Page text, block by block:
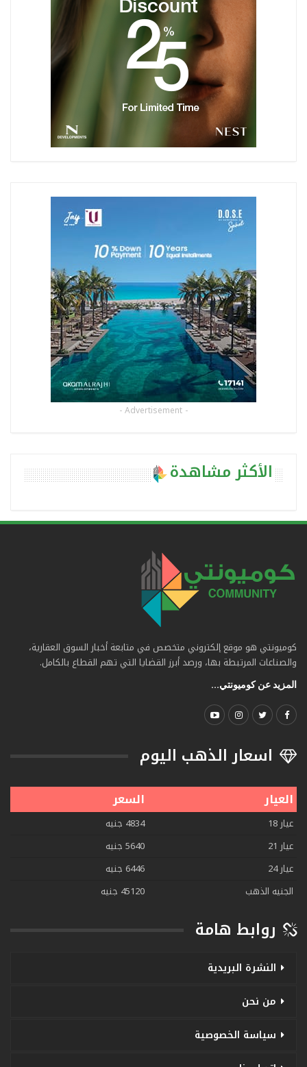
- Advertisement -
الأكثر مشاهدة
كوميونتي هو موقع إلكتروني متخصص في متابعة أخبار السوق العقارية،
والصناعات المرتبطة بها، ورصد أبرز القضايا التي تهم القطاع بالكامل.
المزيد عن كوميونتي...
اسعار الذهب اليوم
العيار السعر
عيار 18
4834 جنيه
عيار 21
5640 جنيه
عيار 24
6446 جنيه
الجنيه الذهب
45120 جنيه
روابط هامة
النشرة البريدية
من نحن
سياسة الخصوصية